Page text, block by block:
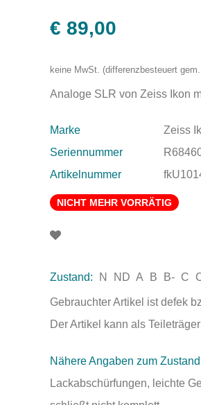
€ 89,00
keine MwSt. (differenzbesteuert
Analoge SLR von Zeiss Ikon
Marke
Zeiss
Seriennummer
Artikelnummer
NICHT MEHR VORRÄTIG
Zustand: N ND A B B- C
Gebrauchter Artikel ist defek
Der Artikel kann als
Nähere Angaben zum
Lackabschürfungen, leichte